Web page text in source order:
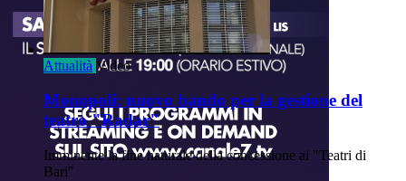
Attualità Video
Monopoli: nuovo bando per la gestione del
teatro "Radar"
Imminente la fine naturale della concessione ai "Teatri di
Bari"